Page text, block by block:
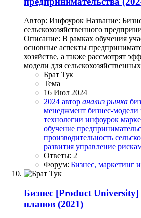
Автор: Инфоурок Название:
сельскохозяйственного
Описание: В рамках обучения
основные аспекты
хозяйстве, а также рассмотрят
модели для
Брат Тук
Тема
16 Июл 2024
2024 автор анализ рынка
менеджмент бизнес-модели
технологии инфоурок
обучение
производительность
развития управление
Ответы: 2
Форум: Бизнес, маркетинг
Бизнес [Product
планов (2021)